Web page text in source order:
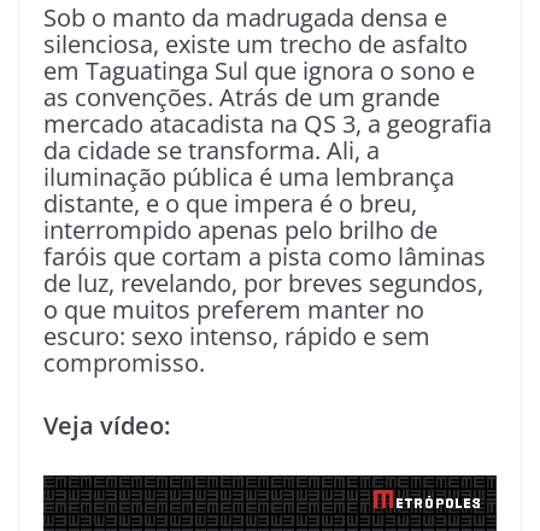
Sob o manto da madrugada densa e
silenciosa, existe um trecho de asfalto
em Taguatinga Sul que ignora o sono e
as convenções. Atrás de um grande
mercado atacadista na QS 3, a geografia
da cidade se transforma. Ali, a
iluminação pública é uma lembrança
distante, e o que impera é o breu,
interrompido apenas pelo brilho de
faróis que cortam a pista como lâminas
de luz, revelando, por breves segundos,
o que muitos preferem manter no
escuro: sexo intenso, rápido e sem
compromisso.
Veja vídeo: